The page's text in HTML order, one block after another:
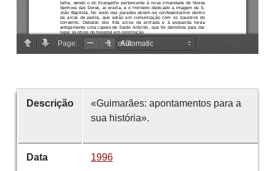
Descrição
«Guimarães: apontamentos para a
sua história».
Data 1996